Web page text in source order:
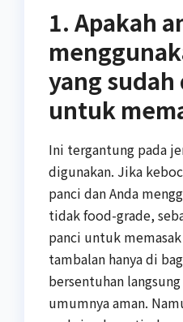
1. Apakah
yang
untuk
Ini tergantung pada
digunakan. Jika
panci dan Anda
tidak food-grade,
panci untuk
tambalan hanya di
bersentuhan
umumnya aman.